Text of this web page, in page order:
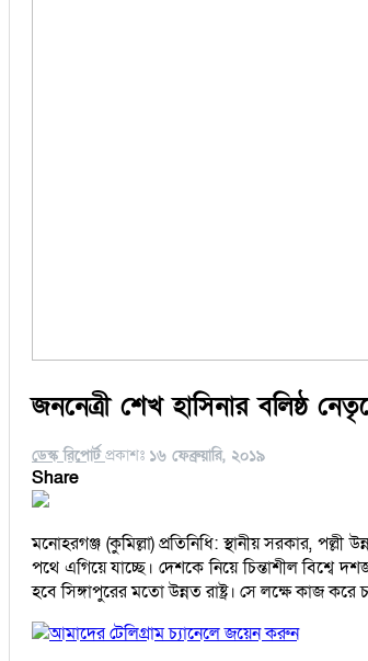
জননেত্রী শেখ হাসিনার বলিষ্ঠ
ডেস্ক রিপোর্ট প্রকাশঃ ১৬ ফেব্রুয়ারি, ২০১৯
Share
মনোহরগঞ্জ (কুমিল্লা) প্রতিনিধি: স্থানীয় সরকার,
পথে এগিয়ে যাচ্ছে। দেশকে নিয়ে চিন্তাশীল বিশ্বে
হবে সিঙ্গাপুরের মতো উন্নত রাষ্ট্র। সে লক্ষে কাজ
আমাদের টেলিগ্রাম চ্যানেলে জয়েন করুন